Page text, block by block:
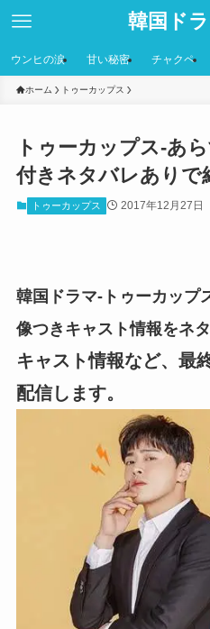
韓国ド
ウンヒの涙 甘い秘密 チャクペ
ホーム トゥーカップス
トゥーカップス-あ
付きネタバレありで
トゥーカップス 2017年12月27日
韓国ドラマ-トゥーカップ
像つきキャスト情報をネ
キャスト情報など、最
配信します。